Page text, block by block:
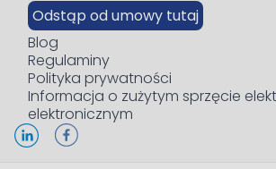
Odstąp od umowy tutaj
Blog
Regulaminy
Polityka prywatności
Informacja o zużytym sprzęcie
elektronicznym